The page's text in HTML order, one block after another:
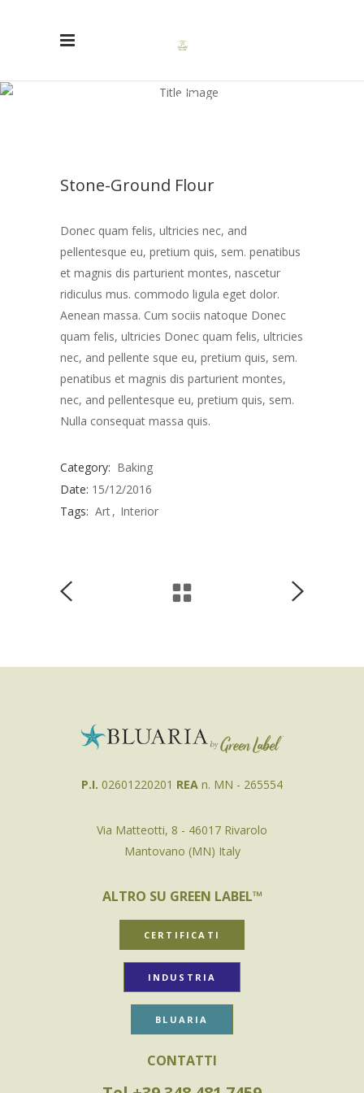
Stone-Ground
Stone-Ground Flour
Donec quam felis, ultricies nec, and
pellentesque eu, pretium quis, sem. penatibus
et magnis dis parturient montes, nascetur
ridiculus mus. commodo ligula eget dolor.
Aenean massa. Cum sociis natoque Donec
quam felis, ultricies Donec quam felis, ultricies
nec, and pellente sque eu, pretium quis, sem.
penatibus et magnis dis parturient montes,
nec, and pellentesque eu, pretium quis, sem.
Nulla consequat massa quis.
Category: Baking
Date: 15/12/2016
Tags: Art Interior
P.I. 02601220201 REA n. MN - 265554
Via Matteotti, 8 - 46017 Rivarolo
Mantovano (MN) Italy
ALTRO SU GREEN LABEL™
CERTIFICATI
INDUSTRIA
BLUARIA
CONTATTI